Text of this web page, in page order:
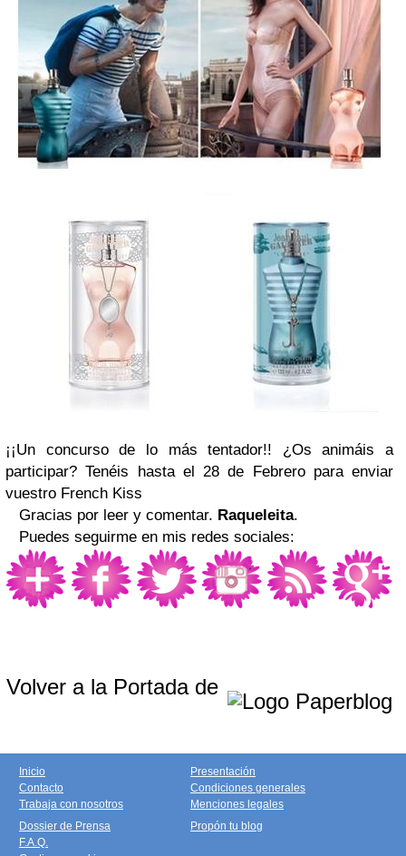
¡¡Un concurso de lo más tentador!! ¿Os animáis a
participar? Tenéis hasta el 28 de Febrero para enviar
vuestro French Kiss
Gracias por leer y comentar. Raqueleita.
Puedes seguirme en mis redes sociales:
Volver a la Portada de
Inicio
Contacto
Trabaja con nosotros
Presentación
Condiciones generales
Menciones legales
Dossier de Prensa
F.A.Q.
Propón tu blog